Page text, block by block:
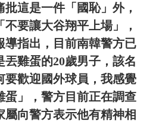
這是一件「國恥」外，
要讓大谷翔平上場」，
導指出，目前南韓警方已
雞蛋的20歲男子，該名
要歡迎國外球員，我感覺
蛋」，警方目前正在調查
屬向警方表示他有精神相